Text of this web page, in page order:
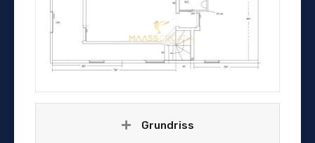
Grundriss